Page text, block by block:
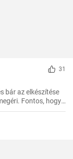
31
bár az elkészítése
Fontos, hogy
után